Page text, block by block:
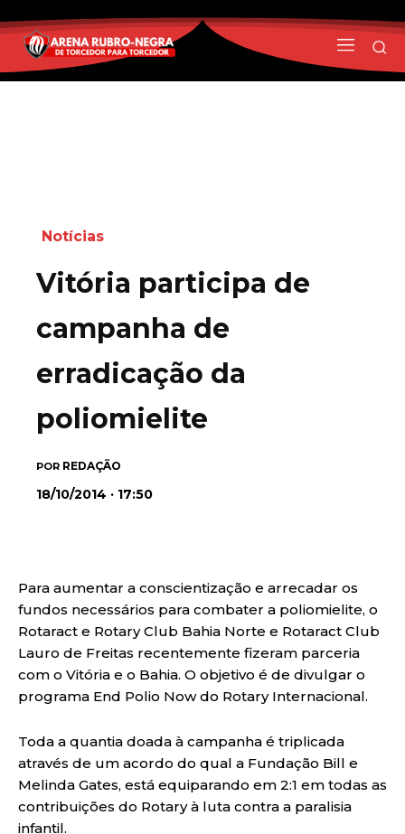
Notícias
Vitória participa de
campanha de
erradicação da
poliomielite
POR REDAÇÃO
18/10/2014 · 17:50
Para aumentar a conscientização e arrecadar os
fundos necessários para combater a poliomielite, o
Rotaract e Rotary Club Bahia Norte e Rotaract Club
Lauro de Freitas recentemente fizeram parceria
com o Vitória e o Bahia. O objetivo é de divulgar o
programa End Polio Now do Rotary Internacional.
Toda a quantia doada à campanha é triplicada
através de um acordo do qual a Fundação Bill e
Melinda Gates, está equiparando em 2:1 em todas as
contribuições do Rotary à luta contra a paralisia
infantil.